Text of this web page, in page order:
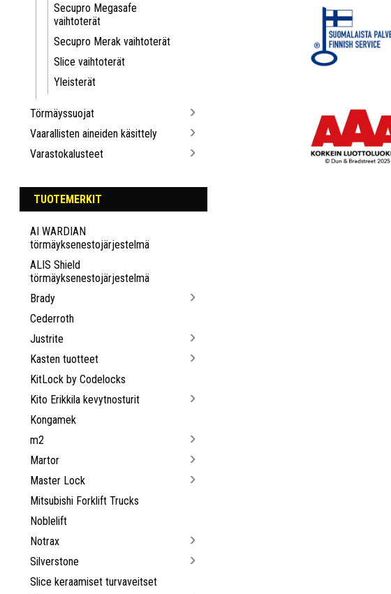
Secupro Megasafe
vaihtoterät
Secupro Merak vaihtoterät
Slice vaihtoterät
Yleisterät
Törmäyssuojat
Vaarallisten aineiden käsittely
Varastokalusteet
TUOTEMERKIT
AI WARDIAN
törmäyksenestojärjestelmä
ALIS Shield
törmäyksenestojärjestelmä
Brady
Cederroth
Justrite
Kasten tuotteet
KitLock by Codelocks
Kito Erikkila kevytnosturit
Kongamek
m2
Martor
Master Lock
Mitsubishi Forklift Trucks
Noblelift
Notrax
Silverstone
Slice keraamiset turvaveitset